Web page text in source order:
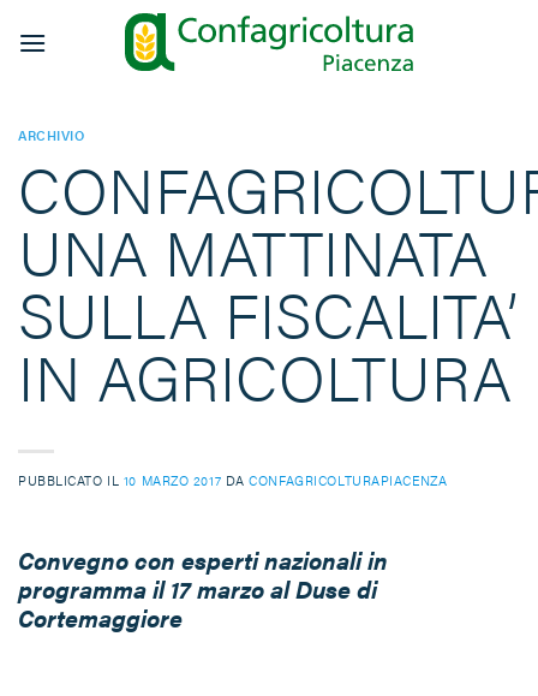
ARCHIVIO
UNA MATTINATA
SULLA FISCALITA’
IN AGRICOLTURA
PUBBLICATO IL 10 MARZO 2017 DACONFAGRICOLTURAPIACENZA
Convegno con esperti nazionali in
programma il 17 marzo al Duse di
Cortemaggiore